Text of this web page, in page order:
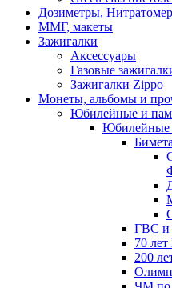
Дозиметры,
ММГ, макеты
Зажигалки
Аксессуары
Газовые
Зажигалки Zippo
Монеты, альбомы и
Юбилейные и
Юбилейные
ГВС и
70
200